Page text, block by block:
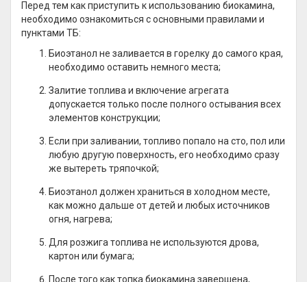
Перед тем как приступить к использованию биокамина,
необходимо ознакомиться с основными правилами и
пунктами ТБ:
Биоэтанол не заливается в горелку до самого края,
необходимо оставить немного места;
Залитие топлива и включение агрегата
допускается только после полного остывания всех
элементов конструкции;
Если при заливании, топливо попало на сто, пол или
любую другую поверхность, его необходимо сразу
же вытереть тряпочкой;
Биоэтанол должен храниться в холодном месте,
как можно дальше от детей и любых источников
огня, нагрева;
Для розжига топлива не используются дрова,
картон или бумага;
После того как топка биокамина завершена,